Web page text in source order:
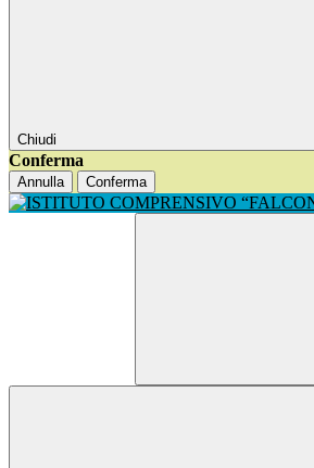
Chiudi
Conferma
Annulla Conferma